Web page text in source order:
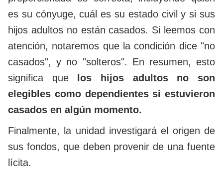
es su cónyuge, cuál es su estado civil y si sus
hijos adultos no están casados. Si leemos con
atención, notaremos que la condición dice "no
casados", y no "solteros". En resumen, esto
significa que
los hijos adultos no son
elegibles como dependientes si estuvieron
casados en algún momento.
Finalmente, la unidad investigará el origen de
sus fondos, que deben provenir de una fuente
lícita.